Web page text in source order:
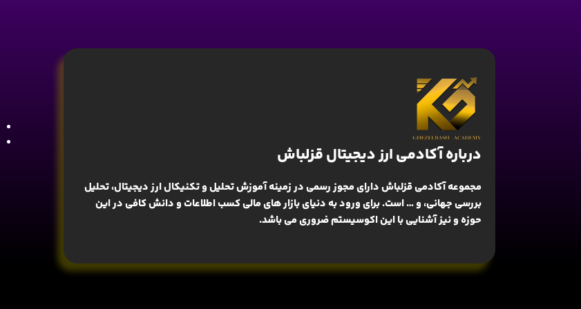
درباره آکادمی ارز دیجیتال قزلباش
مجموعه آکادمی قزلباش دارای مجوز رسمی در زمینهآموزش تحلیل و تکنیکال ارز دیجیتال، تحلیل
بررسی جهانی، و … است. برای ورود به دنیای بازار های مالی کسب اطلاعات و دانش کافی در این
حوزه و نیز آشنایی با این اکوسیستم ضروری می باشد.